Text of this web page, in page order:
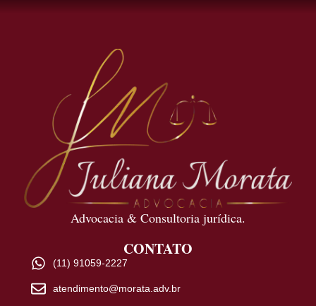
Advocacia & Consultoria jurídica.
CONTATO
(11) 91059-2227
atendimento@morata.adv.br